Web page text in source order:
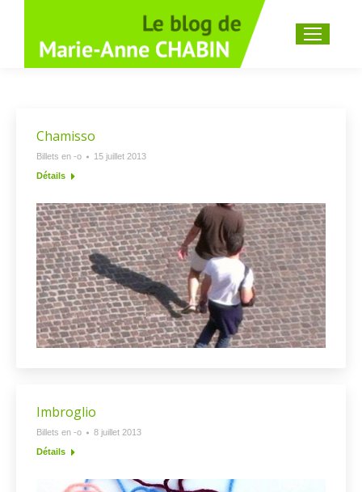
Recherche
Chamisso
Billets en -o
15 juillet 2013
Détails
Imbroglio
Billets en -o
8 juillet 2013
Détails